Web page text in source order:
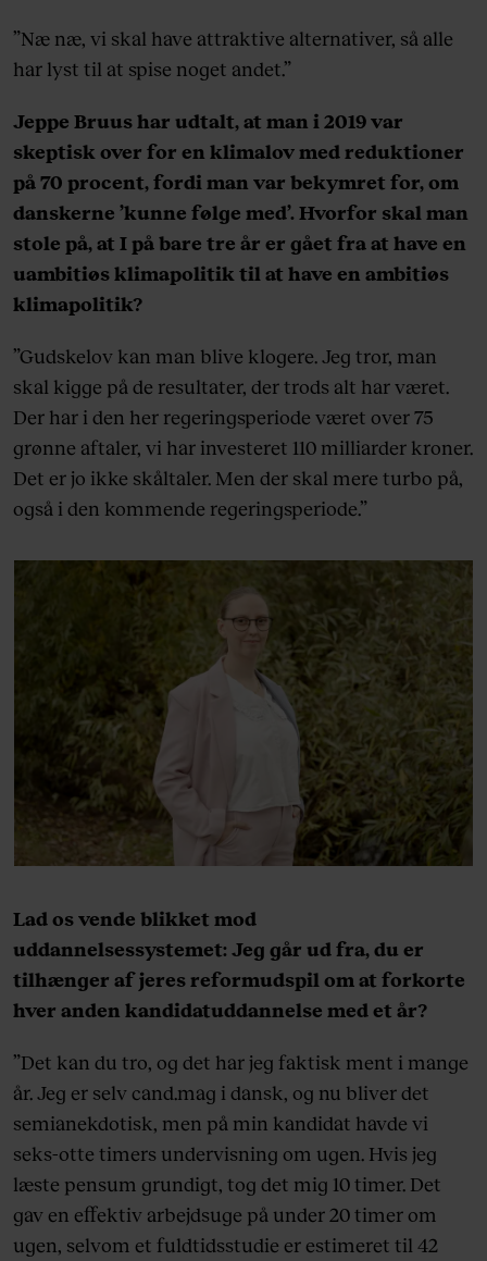
”Næ næ, vi skal have attraktive alternativer, så alle
har lyst til at spise noget andet.”
Jeppe Bruus har udtalt, at man i 2019 var
skeptisk over for en klimalov med reduktioner
på 70 procent, fordi man var bekymret for, om
danskerne ’kunne følge med’. Hvorfor skal man
stole på, at I på bare tre år er gået fra at have en
uambitiøs klimapolitik til at have en ambitiøs
klimapolitik?
”Gudskelov kan man blive klogere. Jeg tror, man
skal kigge på de resultater, der trods alt har været.
Der har i den her regeringsperiode været over 75
grønne aftaler, vi har investeret 110 milliarder kroner.
Det er jo ikke skåltaler. Men der skal mere turbo på,
også i den kommende regeringsperiode.”
Lad os vende blikket mod
uddannelsessystemet: Jeg går ud fra, du er
tilhænger af jeres reformudspil om at forkorte
hver anden kandidatuddannelse med et år?
”Det kan du tro, og det har jeg faktisk ment i mange
år. Jeg er selv cand.mag i dansk, og nu bliver det
semianekdotisk, men på min kandidat havde vi
seks-otte timers undervisning om ugen. Hvis jeg
læste pensum grundigt, tog det mig 10 timer. Det
gav en effektiv arbejdsuge på under 20 timer om
ugen, selvom et fuldtidsstudie er estimeret til 42